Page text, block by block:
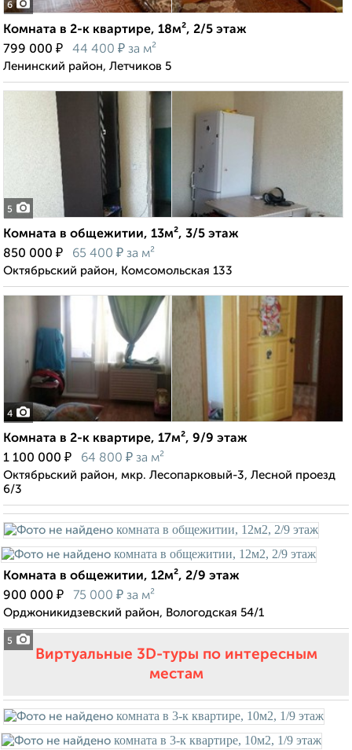
6
Комната в 2-к квартире, 18м², 2/5 этаж
799 000 ₽ 44 400 ₽ за м²
Ленинский район, Летчиков 5
5
Комната в общежитии, 13м², 3/5 этаж
850 000 ₽ 65 400 ₽ за м²
Октябрьский район, Комсомольская 133
4
Комната в 2-к квартире, 17м², 9/9 этаж
1 100 000 ₽ 64 800 ₽ за м²
Октябрьский район, мкр. Лесопарковый-3, Лесной проезд
6/3
5
Комната в общежитии, 12м², 2/9 этаж
900 000 ₽ 75 000 ₽ за м²
Орджоникидзевский район, Вологодская 54/1
Виртуальные 3D-туры по интересным
местам